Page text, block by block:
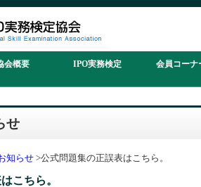
会概要 IPO実務検定 会員コーナ
せ
知らせ >公式問題集の正誤表はこちら。
こちら。